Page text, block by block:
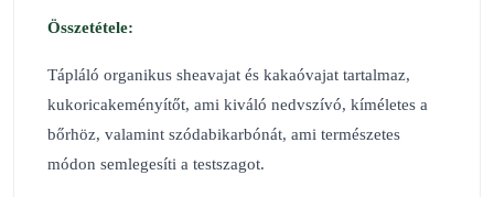
Összetétele:
Tápláló organikus sheavajat és kakaóvajat tartalmaz,
kukoricakeményítőt, ami kiváló nedvszívó, kíméletes a
bőrhöz, valamint szódabikarbónát, ami természetes
módon semlegesíti a testszagot.